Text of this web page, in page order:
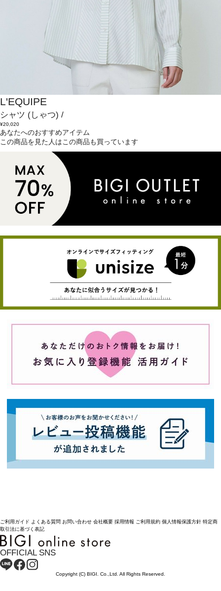
L'EQUIPE
シャツ (しゃつ) /
¥20,020
あなたへのおすすめアイテム
この商品を見た人はこの商品も買っています
ご利用ガイド よくある質問 お問い合わせ 会社概要 採用情報 ご利用規約 個人情報保護方針 特定商
取引法に基づく表記
OFFICIAL SNS
Copyright (C) BIGI. Co.,Ltd. All Rights Reserved.